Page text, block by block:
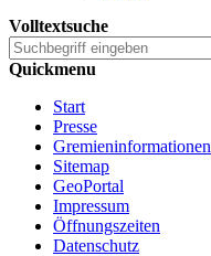
Volltextsuche
Quickmenu
Start
Presse
Gremieninformationen
Sitemap
GeoPortal
Impressum
Öffnungszeiten
Datenschutz